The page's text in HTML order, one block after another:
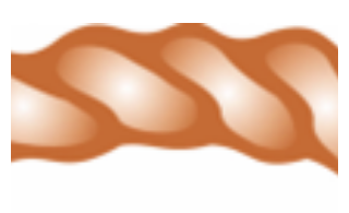
merellistä tunnelmaa Kemiönsaaren
upeassa saaristossa niin aktiivisille
kilpapurjehtijoille kuin rennommalla
otteella mukaan tuleville retkiveneilijöille.
Kilpailun tiedot ja luokat Kilpailussa on
useita ratavaihtoehtoja pituudeltaan 16–27